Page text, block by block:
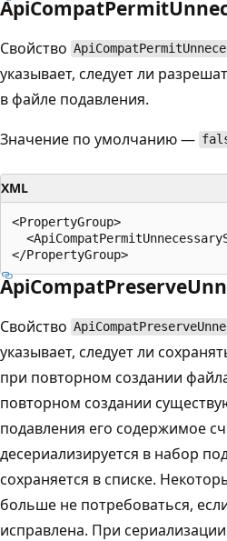
Свойство
указывает, следует ли
в файле подавления.
Значение по умолчанию —
XML
<PropertyGroup>
Свойство
указывает, следует ли
при повторном создании
повторном создании
подавления его содержимое
десериализируется в набор
сохраняется в списке.
больше не потребоваться,
исправлена. При